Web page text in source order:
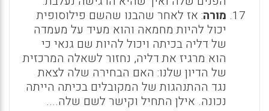
מורה: אז לאחר שהבנו שהשם פילוסופית
יכול להיות מחמאה והוא מעיד על מעמדה
של דליה בכיתה ויכול להיות שם גנאי כי
הוא מרגיז את דליה, נחזור לשאלה המרכזית
של הדיון שלנו: האם הבחירה שלה לצאת
נגד ההתנהגות של המקובלים בכיתה הייתה
נכונה. אילן התחיל וקישר לשם שלה....